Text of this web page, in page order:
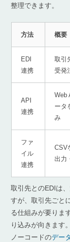
整理できます。
方法 概要
EDI
連携
取引
受発
API
連携
Web
ータ
み
ファ
イル
連携
CSV
出力
取引先とのEDIは
すが、取引先ごと
る仕組みが要りま
り込みが向きます
ノーコードのデー